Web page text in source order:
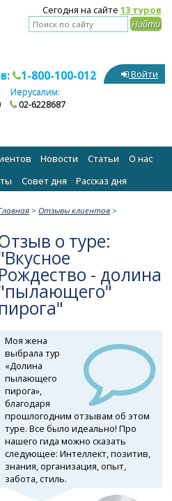
Сегодня на сайте 13 туров
1-800-100-012
Иерусалим:
02-6228687
Войти
Новости Статьи
О нас
Cовет дня Рассказ дня
> Отзывы клиентов >
о туре:
Рождество - долина
пирога"
Моя жена
выбрала тур
«Долина
пылающего
пирога»,
благодаря
прошлогодним отзывам об этом
туре. Все было идеально! Про
нашего гида можно сказать
следующее: Интеллект, позитив,
знания, организация, опыт,
забота, стиль.